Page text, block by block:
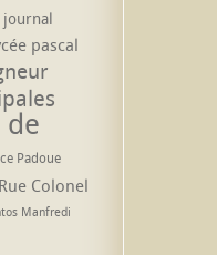
journal
pascal
Padoue
Rue Colonel
Manfredi